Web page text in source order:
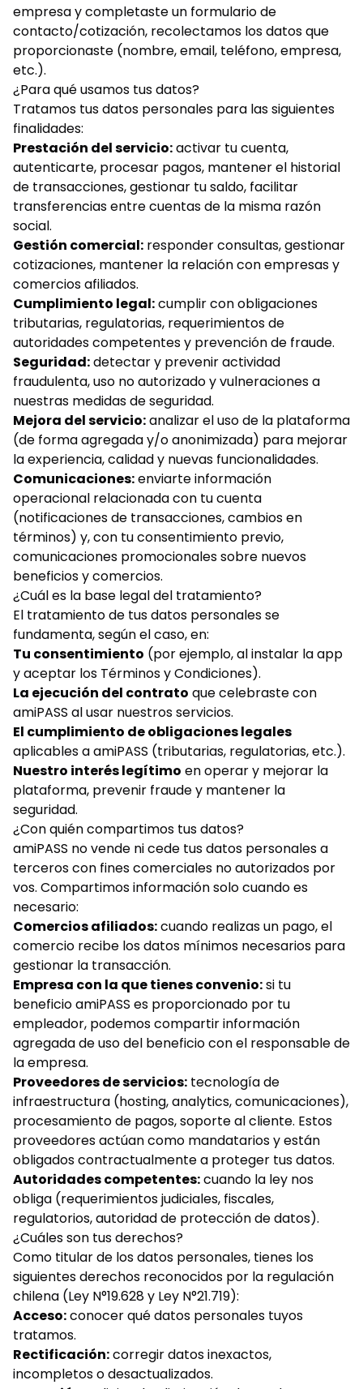
empresa y completaste un formulario de
contacto/cotización, recolectamos los datos que
proporcionaste (nombre, email, teléfono, empresa,
etc.).
¿Para qué usamos tus datos?
Tratamos tus datos personales para las siguientes
finalidades:
Prestación del servicio:activar tu cuenta,
autenticarte, procesar pagos, mantener el historial
de transacciones, gestionar tu saldo, facilitar
transferencias entre cuentas de la misma razón
social.
Gestión comercial: responder consultas, gestionar
cotizaciones, mantener la relación con empresas y
comercios afiliados.
Cumplimiento legal:cumplir con obligaciones
tributarias, regulatorias, requerimientos de
autoridades competentes y prevención de fraude.
Seguridad:detectar y prevenir actividad
fraudulenta, uso no autorizado y vulneraciones a
nuestras medidas de seguridad.
Mejora del servicio:analizar el uso de la plataforma
(de forma agregada y/o anonimizada) para mejorar
la experiencia, calidad y nuevas funcionalidades.
Comunicaciones:enviarte información
operacional relacionada con tu cuenta
(notificaciones de transacciones, cambios en
términos) y, con tu consentimiento previo,
comunicaciones promocionales sobre nuevos
beneficios y comercios.
¿Cuál es la base legal del tratamiento?
El tratamiento de tus datos personales se
fundamenta, según el caso, en:
Tu consentimiento (por ejemplo, al instalar la app
y aceptar los Términos y Condiciones).
La ejecución del contrato que celebraste con
amiPASS al usar nuestros servicios.
El cumplimiento de obligaciones legales
aplicables a amiPASS (tributarias, regulatorias, etc.).
Nuestro interés legítimo en operar y mejorar la
plataforma, prevenir fraude y mantener la
seguridad.
¿Con quién compartimos tus datos?
amiPASS no vende ni cede tus datos personales a
terceros con fines comerciales no autorizados por
vos. Compartimos información solo cuando es
necesario:
Comercios afiliados:cuando realizas un pago, el
comercio recibe los datos mínimos necesarios para
gestionar la transacción.
Empresa con la que tienes convenio:si tu
beneficio amiPASS es proporcionado por tu
empleador, podemos compartir información
agregada de uso del beneficio con el responsable de
la empresa.
Proveedores de servicios: tecnología de
infraestructura (hosting, analytics, comunicaciones),
procesamiento de pagos, soporte al cliente. Estos
proveedores actúan como mandatarios y están
obligados contractualmente a proteger tus datos.
Autoridades competentes:cuando la ley nos
obliga (requerimientos judiciales, fiscales,
regulatorios, autoridad de protección de datos).
¿Cuáles son tus derechos?
Como titular de los datos personales, tienes los
siguientes derechos reconocidos por la regulación
chilena (Ley N°19.628 y Ley N°21.719):
Acceso:conocer qué datos personales tuyos
tratamos.
Rectificación:corregir datos inexactos,
incompletos o desactualizados.